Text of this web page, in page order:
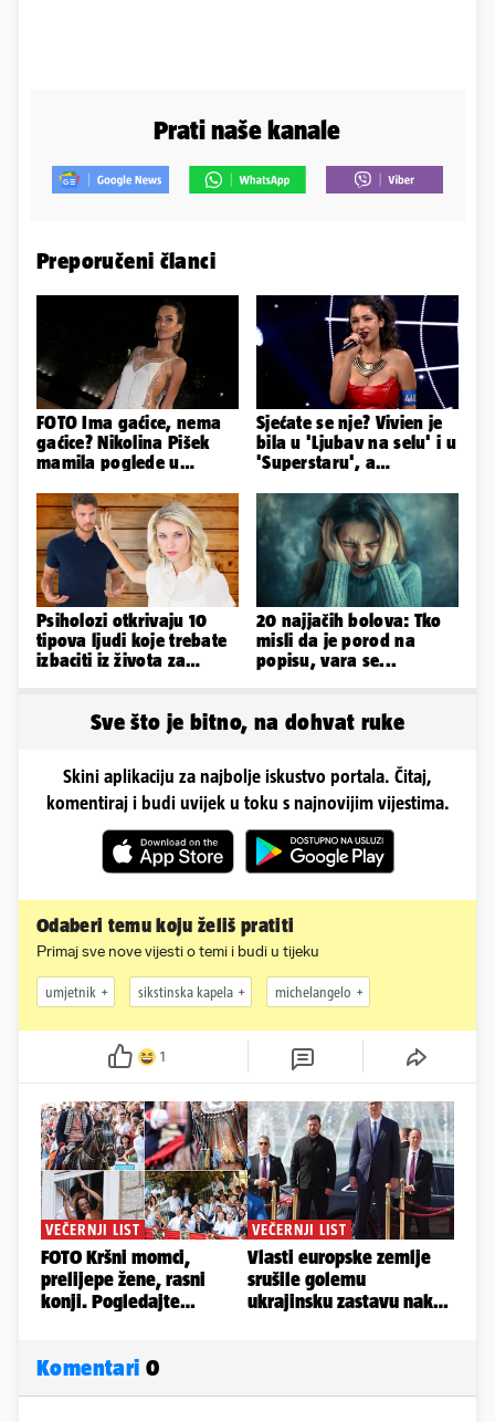
Prati naše kanale
Preporučeni članci
FOTO Ima gaćice, nema
gaćice? Nikolina Pišek
mamila poglede u
kombinezonu
Sjećate se nje? Vivien je
bila u 'Ljubav na selu' i u
'Superstaru', a
izgleda
Psiholozi otkrivaju 10
tipova ljudi koje trebate
izbaciti iz života za
20 najjačih bolova: Tko
misli da je porod na
popisu, vara se...
Sve što je bitno, na dohvat ruke
Skini aplikaciju za najbolje iskustvo portala. Čitaj,
komentiraj i budi uvijek u toku s najnovijim vijestima.
Odaberi temu koju želiš pratiti
Primaj sve nove vijesti o temi i budi u tijeku
umjetnik sikstinska kapela michelangelo
1
Komentari 0